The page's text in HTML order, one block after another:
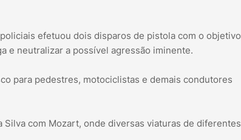
efetuou dois disparos de pistola com o objetivo
e neutralizar a possível agressão iminente.
para pedestres, motociclistas e demais condutores
com Mozart, onde diversas viaturas de diferentes